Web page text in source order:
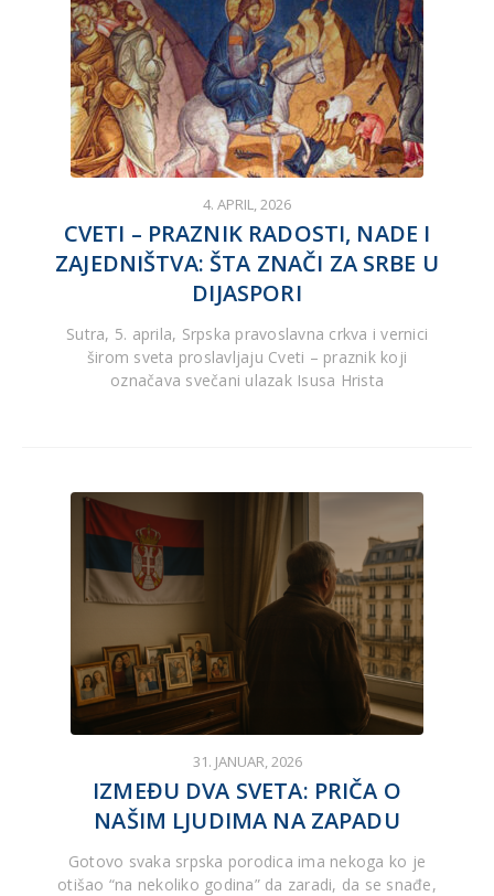
4. APRIL, 2026
CVETI – PRAZNIK RADOSTI, NADE I
ZAJEDNIŠTVA: ŠTA ZNAČI ZA SRBE U
DIJASPORI
Sutra, 5. aprila, Srpska pravoslavna crkva i vernici
širom sveta proslavljaju Cveti – praznik koji
označava svečani ulazak Isusa Hrista
31. JANUAR, 2026
IZMEĐU DVA SVETA: PRIČA O
NAŠIM LJUDIMA NA ZAPADU
Gotovo svaka srpska porodica ima nekoga ko je
otišao “na nekoliko godina” da zaradi, da se snađe,